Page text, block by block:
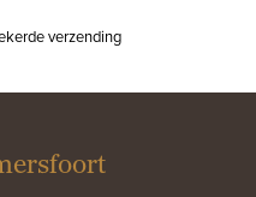
verzending